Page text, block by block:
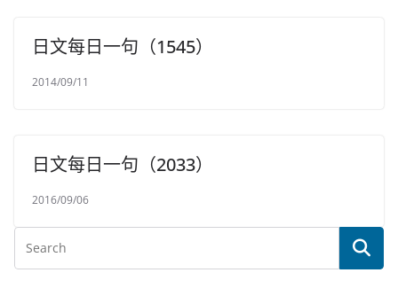
日文每日一句（1545）
2014/09/11
日文每日一句（2033）
2016/09/06